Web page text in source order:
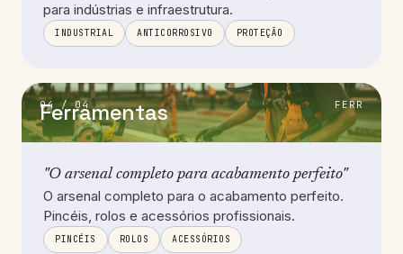
para indústrias e infraestrutura.
INDUSTRIAL ANTICORROSIVO PROTEÇÃO
04 / 04 FERR
Ferramentas
"O arsenal completo para acabamento perfeito"
O arsenal completo para o acabamento perfeito.
Pincéis, rolos e acessórios profissionais.
PINCÉIS ROLOS ACESSÓRIOS